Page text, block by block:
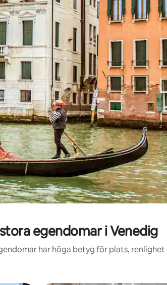
utforska genom att trycka eller svepa.
egendomar i Venedig
har höga betyg för plats, renlighet